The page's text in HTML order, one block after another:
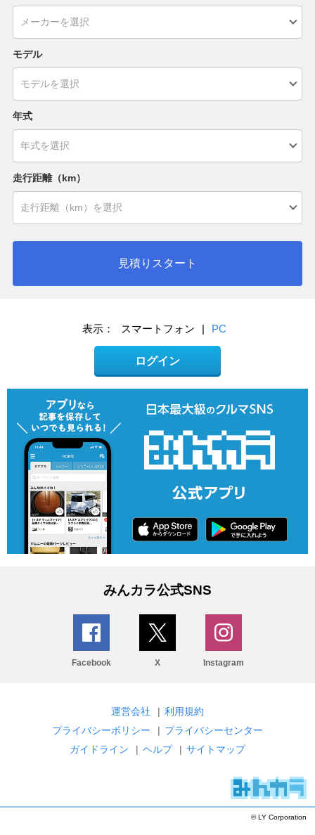
モデル
年式
走行距離（km）
見積りスタート
表示： スマートフォン | PC
ログイン
みんカラ公式SNS
Facebook X Instagram
運営会社 | 利用規約
プライバシーポリシー
| プライバシーセンター
ガイドライン
| ヘルプ | サイトマップ
© LY Corporation